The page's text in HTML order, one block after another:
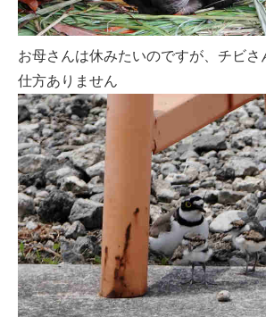
お母さんは休みたいのですが、チビさ
仕方ありません